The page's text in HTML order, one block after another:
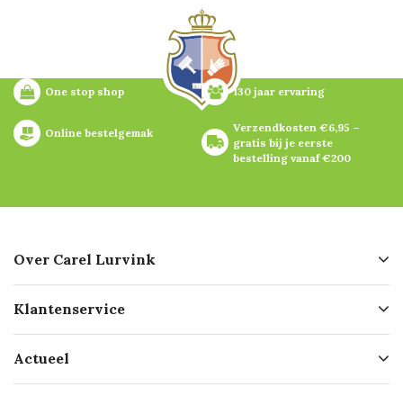
One stop shop 130 jaar ervaring
Online bestelgemak
Verzendkosten €6,95 –
gratis bij je eerste
bestelling vanaf €200
Over Carel Lurvink
Geschiedenis
Missie
Klantenservice
Bezorgen
Actueel